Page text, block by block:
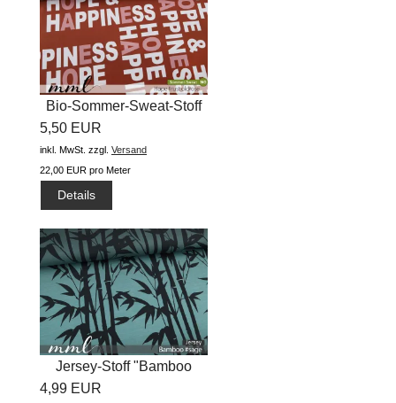
Bio-Sommer-Sweat-Stoff
"Hope...
5,50 EUR
inkl. MwSt. zzgl. Versand
22,00 EUR pro Meter
Details
Jersey-Stoff "Bamboo
#sage"...
4,99 EUR